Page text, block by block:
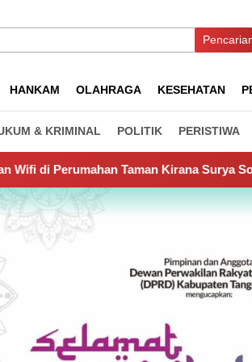
HANKAM OLAHRAGA KESEHATAN
& KRIMINAL POLITIK PERISTIWA
Kirana Surya Solear Spanyol